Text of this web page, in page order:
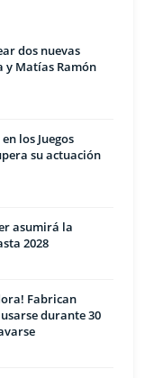
dos nuevas
y Matías Ramón
los Juegos
su actuación
asumirá la
2028
Fabrican
durante 30